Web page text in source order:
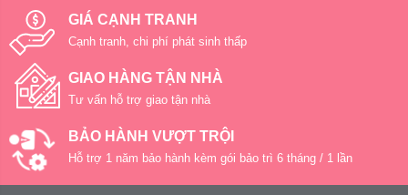
GIÁ CẠNH TRANH
Cạnh tranh, chi phí phát sinh thấp
GIAO HÀNG TẬN NHÀ
Tư vấn hỗ trợ giao tận nhà
BẢO HÀNH VƯỢT TRỘI
Hỗ trợ 1 năm bảo hành kèm gói bảo trì 6 tháng / 1 lần